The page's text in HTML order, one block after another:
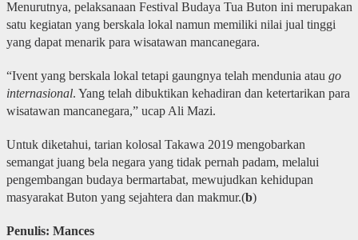
Menurutnya, pelaksanaan Festival Budaya Tua Buton ini merupakan
satu kegiatan yang berskala lokal namun memiliki nilai jual tinggi
yang dapat menarik para wisatawan mancanegara.
“Ivent yang berskala lokal tetapi gaungnya telah mendunia atau go
internasional. Yang telah dibuktikan kehadiran dan ketertarikan para
wisatawan mancanegara,” ucap Ali Mazi.
Untuk diketahui, tarian kolosal Takawa 2019 mengobarkan
semangat juang bela negara yang tidak pernah padam, melalui
pengembangan budaya bermartabat, mewujudkan kehidupan
masyarakat Buton yang sejahtera dan makmur.(b)
Penulis: Mances